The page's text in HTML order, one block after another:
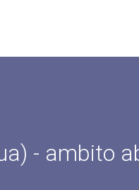
- ambito